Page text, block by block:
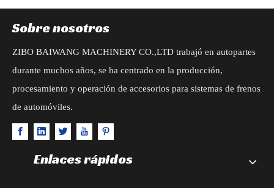
Sobre nosotros
ZIBO BAIWANG MACHINERY CO.,LTD trabajó en autopartes
durante muchos años, se ha centrado en la producción,
procesamiento y operación de accesorios para sistemas de frenos
de automóviles.
Enlaces rápidos